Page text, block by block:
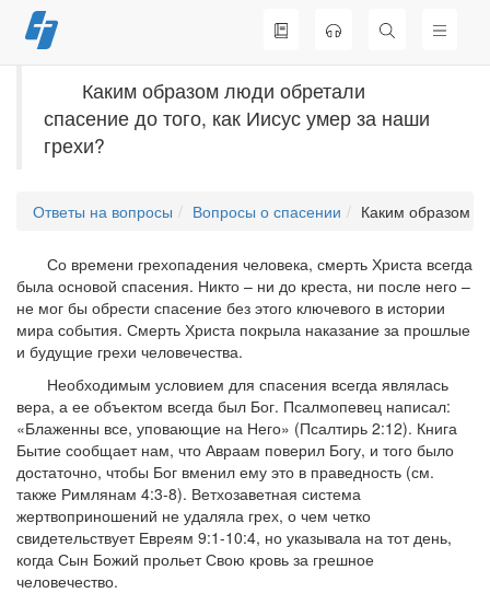
Перейти
к
Каким образом люди обретали
спасение до того, как Иисус умер за наши
грехи?
Ответы на вопросы Вопросы о спасении Каким образом
Со времени грехопадения человека, смерть Христа всегда
была основой спасения. Никто – ни до креста, ни после него –
не мог бы обрести спасение без этого ключевого в истории
мира события. Смерть Христа покрыла наказание за прошлые
и будущие грехи человечества.
Необходимым условием для спасения всегда являлась
вера, а ее объектом всегда был Бог. Псалмопевец написал:
«Блаженны все, уповающие на Него» (Псалтирь 2:12). Книга
Бытие сообщает нам, что Авраам поверил Богу, и того было
достаточно, чтобы Бог вменил ему это в праведность (см.
также Римлянам 4:3-8). Ветхозаветная система
жертвоприношений не удаляла грех, о чем четко
свидетельствует Евреям 9:1-10:4, но указывала на тот день,
когда Сын Божий прольет Свою кровь за грешное
человечество.